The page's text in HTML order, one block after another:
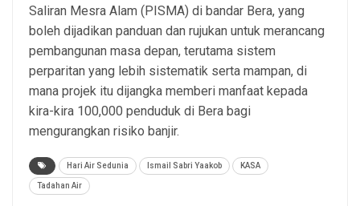
Saliran Mesra Alam (PISMA) di bandar Bera, yang
boleh dijadikan panduan dan rujukan untuk merancang
pembangunan masa depan, terutama sistem
perparitan yang lebih sistematik serta mampan, di
mana projek itu dijangka memberi manfaat kepada
kira-kira 100,000 penduduk di Bera bagi
mengurangkan risiko banjir.
Hari Air Sedunia Ismail Sabri Yaakob KASA
Tadahan Air